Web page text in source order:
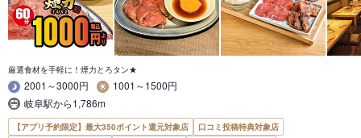
厳選食材を手軽に！煙力とろタン★
2001～3000円
1001～1500円
岐阜駅から1,786m
【アプリ予約限定】最大350ポイント還元対象店
口コミ投稿特典対象店